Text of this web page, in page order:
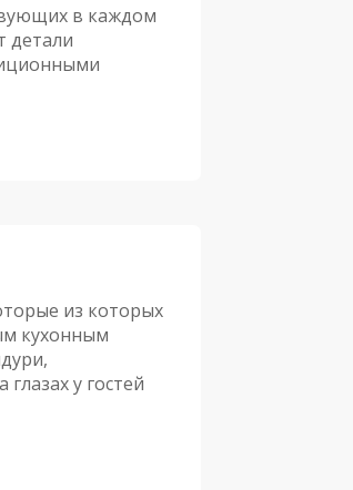
в каждом
детали
из которых
кухонным
у гостей